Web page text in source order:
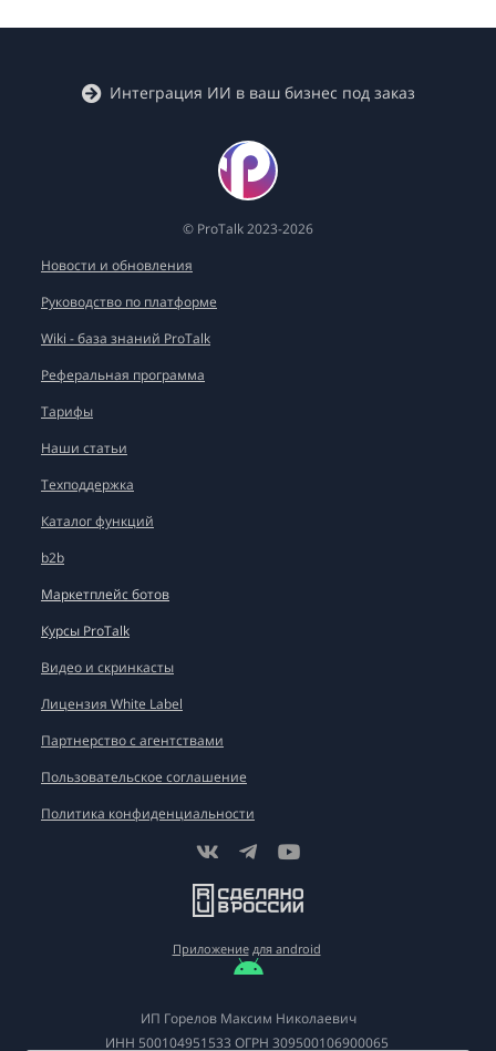
Интеграция ИИ в ваш бизнес под заказ
© ProTalk 2023-2026
Новости и обновления
Руководство по платформе
Wiki - база знаний ProTalk
Реферальная программа
Тарифы
Наши статьи
Техподдержка
Каталог функций
b2b
Маркетплейс ботов
Курсы ProTalk
Видео и скринкасты
Лицензия White Label
Партнерство с агентствами
Пользовательское соглашение
Политика конфиденциальности
Приложение для android
ИП Горелов Максим Николаевич
ИНН 500104951533 ОГРН 309500106900065